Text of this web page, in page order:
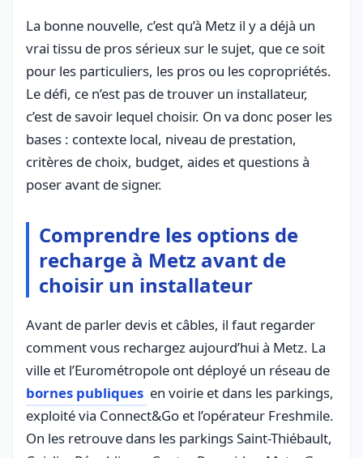
La bonne nouvelle, c’est qu’à Metz il y a déjà un
vrai tissu de pros sérieux sur le sujet, que ce soit
pour les particuliers, les pros ou les copropriétés.
Le défi, ce n’est pas de trouver un installateur,
c’est de savoir lequel choisir. On va donc poser les
bases : contexte local, niveau de prestation,
critères de choix, budget, aides et questions à
poser avant de signer.
Comprendre les options de
recharge à Metz avant de
choisir un installateur
Avant de parler devis et câbles, il faut regarder
comment vous rechargez aujourd’hui à Metz. La
ville et l’Eurométropole ont déployé un réseau de
bornes publiques en voirie et dans les parkings,
exploité via Connect&Go et l’opérateur Freshmile.
On les retrouve dans les parkings Saint-Thiébault,